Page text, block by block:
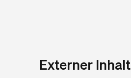
Externer Inhalt